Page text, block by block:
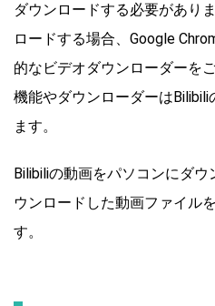
ダウンロードする必要があり
ロードする場合、Google
的なビデオダウンローダーを
機能やダウンローダーはBilibili
ます。
Bilibiliの動画をパソコンにダ
ウンロードした動画ファイル
す。